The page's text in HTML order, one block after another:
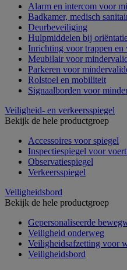
Alarm en intercom voor
Badkamer, medisch
Deurbeveiliging
Hulpmiddelen bij
Inrichting voor trappen en
Meubilair voor
Parkeren voor
Rolstoel en mobiliteit
Signaalborden voor
Veiligheid- en verkeersspiegel
Bekijk de hele productgroep
Accessoires voor spiegel
Inspectiespiegel voor
Observatiespiegel
Verkeersspiegel
Veiligheidsbord
Bekijk de hele productgroep
Gepersonaliseerde
Veiligheid onderweg
Veiligheidsafzetting voor
Veiligheidsbord